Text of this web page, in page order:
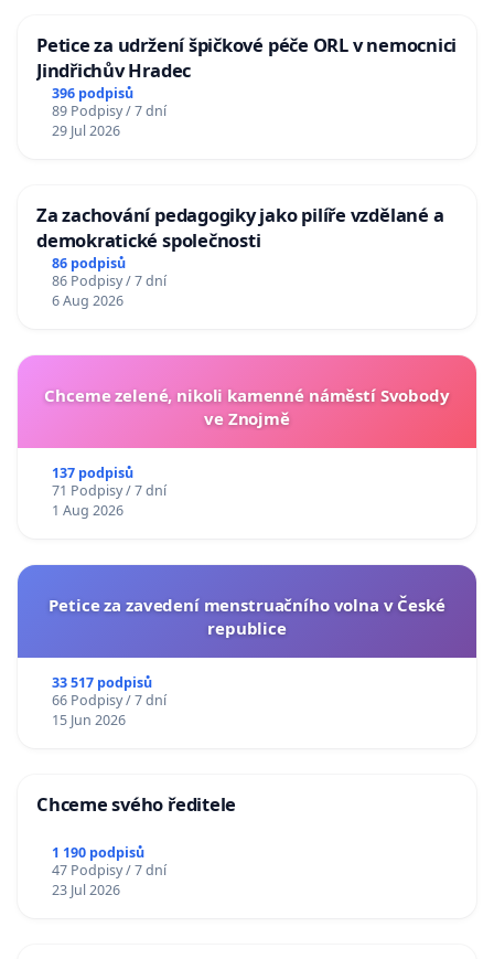
Petice za udržení špičkové péče ORL v nemocnici
Jindřichův Hradec
396 podpisů
89 Podpisy / 7 dní
29 Jul 2026
Za zachování pedagogiky jako pilíře vzdělané a
demokratické společnosti
86 podpisů
86 Podpisy / 7 dní
6 Aug 2026
Chceme zelené, nikoli kamenné náměstí Svobody
ve Znojmě
137 podpisů
71 Podpisy / 7 dní
1 Aug 2026
Petice za zavedení menstruačního volna v České
republice
33 517 podpisů
66 Podpisy / 7 dní
15 Jun 2026
Chceme svého ředitele
1 190 podpisů
47 Podpisy / 7 dní
23 Jul 2026